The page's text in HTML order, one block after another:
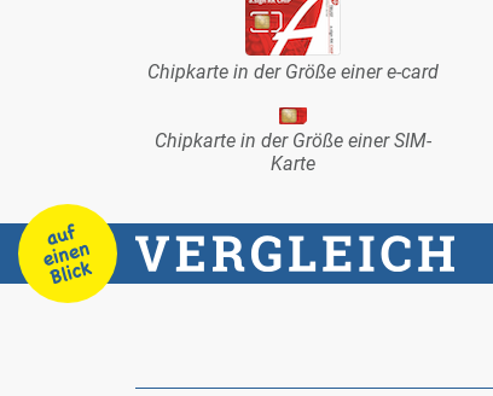
Chip­kar­te in der Grö­ße ei­ner e-card
Chip­kar­te in der Grö­ße ei­ner SIM-
Kar­te